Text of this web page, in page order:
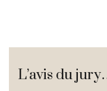
L’avis du